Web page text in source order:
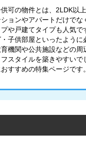
可の物件とは、2LDK以
ョンやアパートだけで
や戸建てタイプも人気
子供部屋といったよう
機関や公共施設などの
スタイルを築きやすい
すすめの特集ページです。